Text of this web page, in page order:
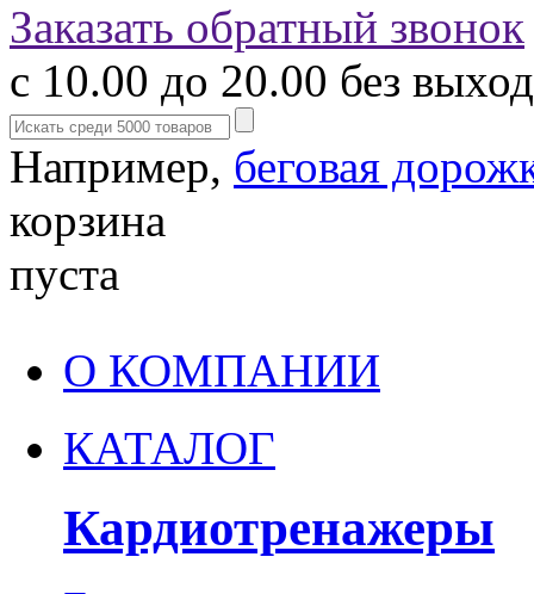
Заказать обратный звонок
с 10.00 до 20.00 без
Например, беговая
корзина
пуста
О КОМПАНИИ
КАТАЛОГ
Кардиотренажеры